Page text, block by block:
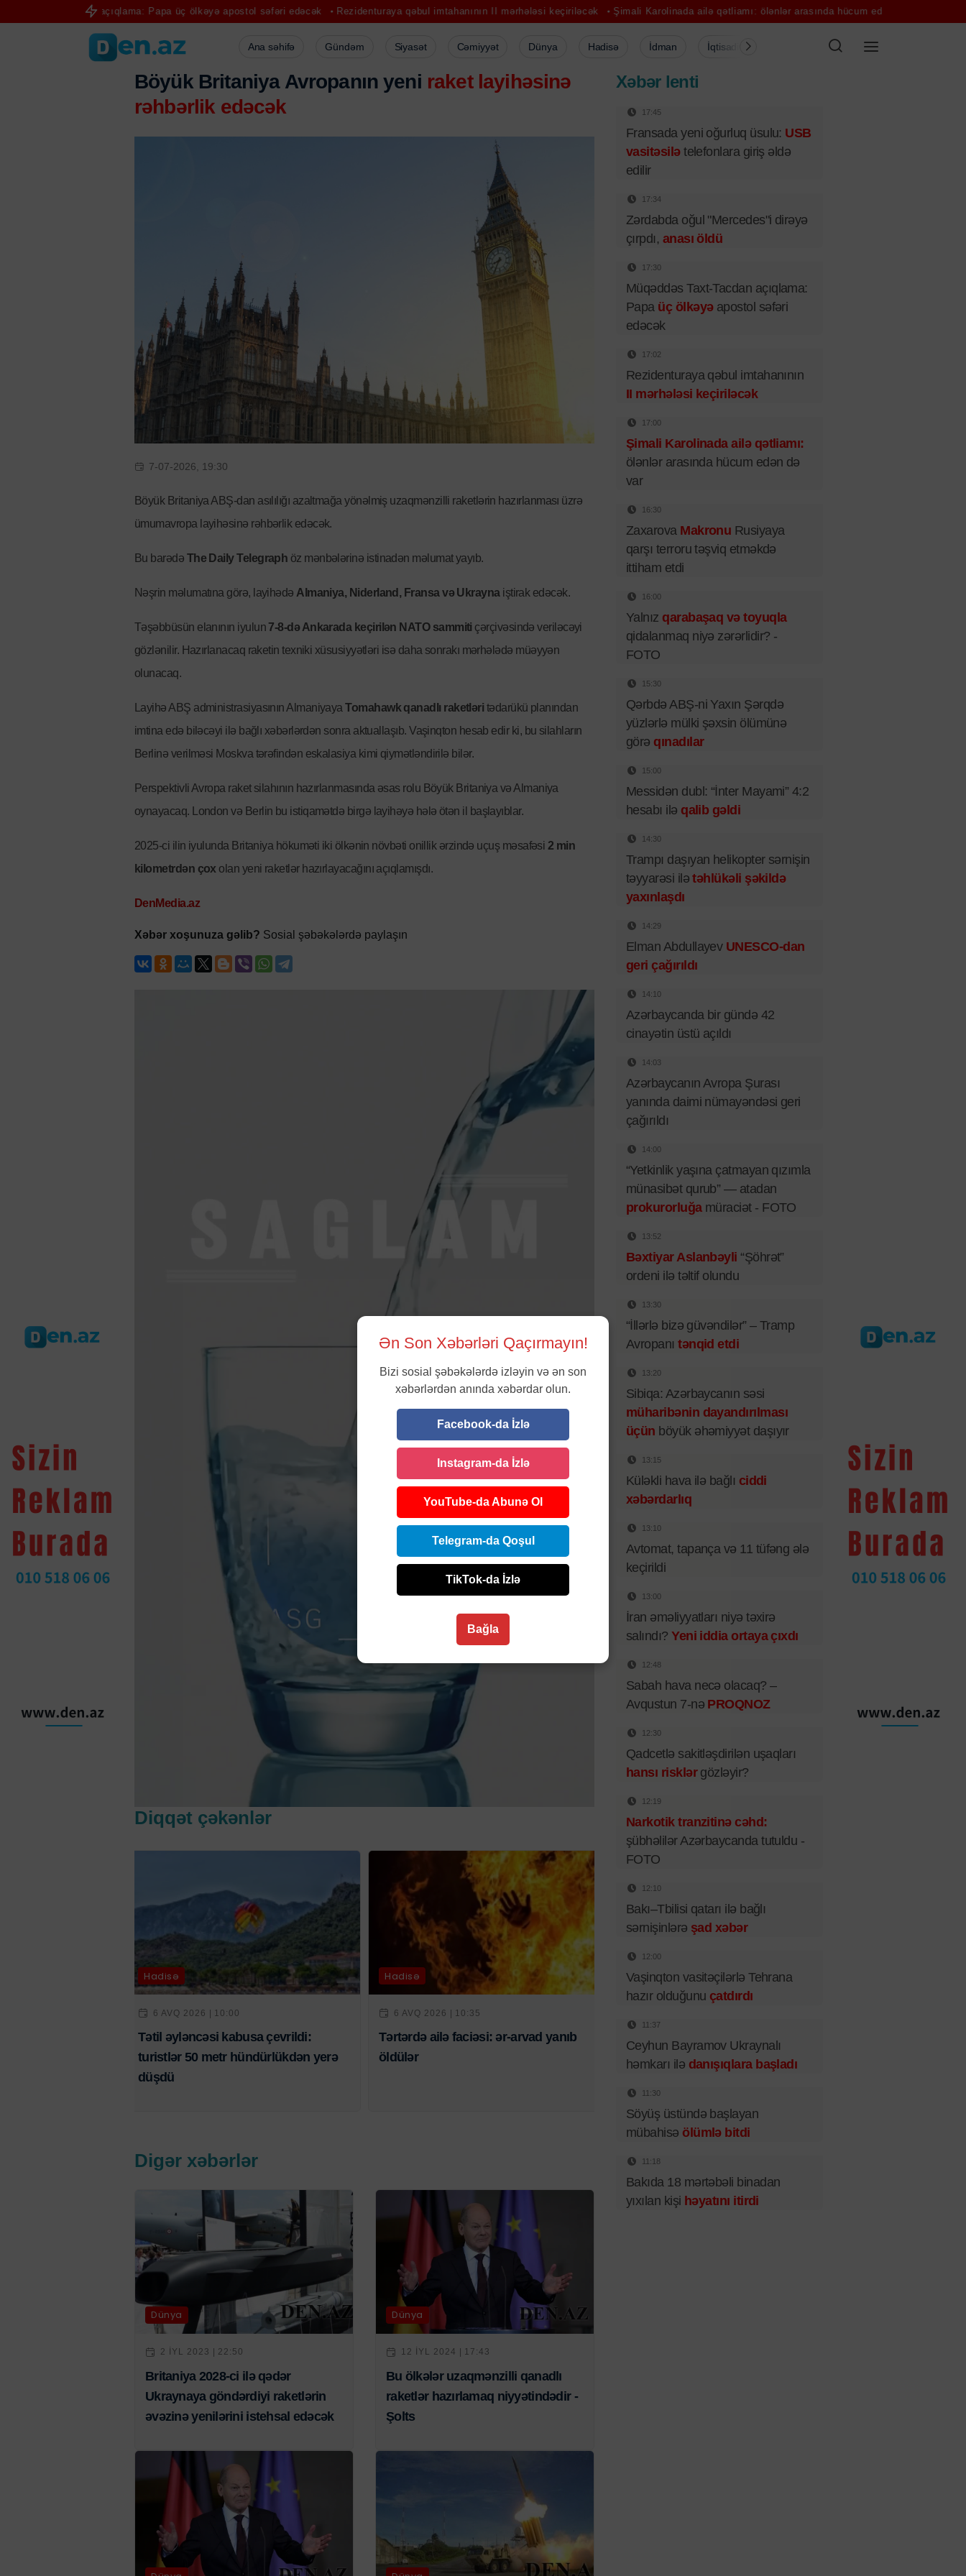
Tacdan açıqlama: Papa üç ölkəyə apostol səfəri edəcək Rezidenturaya qəbul imtahanının II mərhələsi keçiriləcək Şimali Karolinada ailə qətliamı: ölənlər arasında hücum edən də var
Ana səhifə Gündəm Siyasət Cəmiyyət Dünya Hadisə İdman İqtisadiyyat Şou-biznes Müsahibə
Böyük Britaniya Avropanın yeni raket layihəsinə
rəhbərlik edəcək
7-07-2026, 19:30
Böyük Britaniya ABŞ-dan asılılığı azaltmağa yönəlmiş uzaqmənzilli raketlərin hazırlanması üzrə
ümumavropa layihəsinə rəhbərlik edəcək.
Bu barədə The Daily Telegraph öz mənbələrinə istinadən məlumat yayıb.
Nəşrin məlumatına görə, layihədə Almaniya, Niderland, Fransa və Ukraynaiştirak edəcək.
Təşəbbüsün elanının iyulun 7-8-də Ankarada keçirilən NATO sammiti çərçivəsində veriləcəyi
gözlənilir. Hazırlanacaq raketin texniki xüsusiyyətləri isə daha sonrakı mərhələdə müəyyən
olunacaq.
Layihə ABŞ administrasiyasının AlmaniyayaTomahawk qanadlı raketləri tədarükü planından
imtina edə biləcəyi ilə bağlı xəbərlərdən sonra aktuallaşıb. Vaşinqton hesab edir ki, bu silahların
Berlinə verilməsi Moskva tərəfindən eskalasiya kimi qiymətləndirilə bilər.
Perspektivli Avropa raket silahının hazırlanmasında əsas rolu Böyük Britaniya və Almaniya
oynayacaq. London və Berlin bu istiqamətdə birgə layihəyə hələ ötən il başlayıblar.
2025-ci ilin iyulunda Britaniya hökuməti iki ölkənin növbəti onillik ərzində uçuş məsafəsi 2 min
kilometrdən çox olan yeni raketlər hazırlayacağını açıqlamışdı.
DenMedia.az
Xəbər xoşunuza gəlib? Sosial şəbəkələrdə paylaşın
Diqqət çəkənlər
Hadisə
6 AVQ 2026 | 10:00
Tətil əyləncəsi kabusa çevrildi:
turistlər 50 metr hündürlükdən yerə
düşdü
Hadisə
6 AVQ 2026 | 10:35
Tərtərdə ailə faciəsi: ər-arvad yanıb
öldülər
Digər xəbərlər
Dünya
2 IYL 2023 | 22:50
Britaniya 2028-ci ilə qədər
Ukraynaya göndərdiyi raketlərin
əvəzinə yenilərini istehsal edəcək
Dünya
12 IYL 2024 | 17:43
Bu ölkələr uzaqmənzilli qanadlı
raketlər hazırlamaq niyyətindədir -
Şolts
Xəbər lenti
17:45
Fransada yeni oğurluq üsulu: USB
vasitəsilətelefonlara giriş əldə
edilir
17:34
Zərdabda oğul "Mercedes"i dirəyə
çırpdı, anası öldü
17:30
Müqəddəs Taxt-Tacdan açıqlama:
Papa üç ölkəyəapostol səfəri
edəcək
17:02
Rezidenturaya qəbul imtahanının
II mərhələsi keçiriləcək
17:00
Şimali Karolinada ailə qətliamı:
ölənlər arasında hücum edən də
var
16:30
Zaxarova Makronu Rusiyaya
qarşı terroru təşviq etməkdə
ittiham etdi
16:00
Yalnız qarabaşaq və toyuqla
qidalanmaq niyə zərərlidir? -
FOTO
15:30
Qərbdə ABŞ-ni Yaxın Şərqdə
yüzlərlə mülki şəxsin ölümünə
görə qınadılar
15:00
Messidən dubl: “İnter Mayami” 4:2
hesabı ilə qalib gəldi
14:30
Trampı daşıyan helikopter sərnişin
təyyarəsi ilətəhlükəli şəkildə
yaxınlaşdı
14:29
Elman Abdullayev UNESCO-dan
geri çağırıldı
14:10
Azərbaycanda bir gündə 42
cinayətin üstü açıldı
14:03
Azərbaycanın Avropa Şurası
yanında daimi nümayəndəsi geri
çağırıldı
14:00
“Yetkinlik yaşına çatmayan qızımla
münasibət qurub” — atadan
prokurorluğamüraciət - FOTO
13:52
Bəxtiyar Aslanbəyli “Şöhrət”
ordeni ilə təltif olundu
13:30
“İllərlə bizə güvəndilər” – Tramp
Avropanıtənqid etdi
13:20
Sibiqa: Azərbaycanın səsi
müharibənin dayandırılması
üçün böyük əhəmiyyət daşıyır
13:15
Küləkli hava ilə bağlı ciddi
xəbərdarlıq
13:10
Avtomat, tapança və 11 tüfəng ələ
keçirildi
13:00
İran əməliyyatları niyə təxirə
salındı?Yeni iddia ortaya çıxdı
12:48
Sabah hava necə olacaq? –
Avqustun 7-nə PROQNOZ
12:30
Qadcetlə sakitləşdirilən uşaqları
hansı risklərgözləyir?
12:19
Narkotik tranzitinə cəhd:
şübhəlilər Azərbaycanda tutuldu -
FOTO
12:10
Bakı–Tbilisi qatarı ilə bağlı
sərnişinlərə şad xəbər
12:00
Vaşinqton vasitəçilərlə Tehrana
hazır olduğunu çatdırdı
11:37
Ceyhun Bayramov Ukraynalı
həmkarı ilə danışıqlara başladı
11:30
Söyüş üstündə başlayan
mübahisə ölümlə bitdi
11:18
Bakıda 18 mərtəbəli binadan
yıxılan kişi həyatını itirdi
Ən Son Xəbərləri Qaçırmayın!
Bizi sosial şəbəkələrdə izləyin və ən son
xəbərlərdən anında xəbərdar olun.
Facebook-da İzlə
Instagram-da İzlə
YouTube-da Abunə Ol
Telegram-da Qoşul
TikTok-da İzlə
Bağla